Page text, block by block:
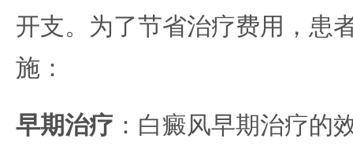
开支。为了节省治疗费用，患
施：
早期治疗 ：白癜风早期治疗的